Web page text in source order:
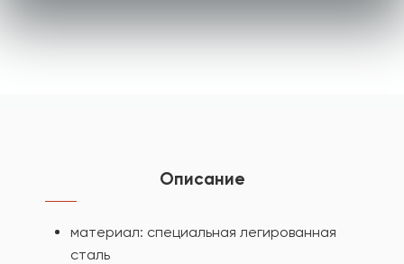
Описание
материал: специальная легированная
сталь